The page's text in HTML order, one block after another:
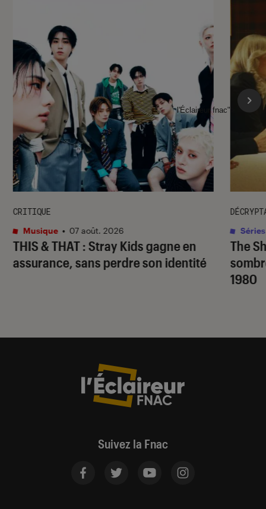
THIS & THAT: Stray Kids gagne en
assurance, sans perdre son identité
CRITIQUE
Musique • 07 août. 2026
The
1980
Séries
l'Éclaireur fnac">
Suivez la Fnac